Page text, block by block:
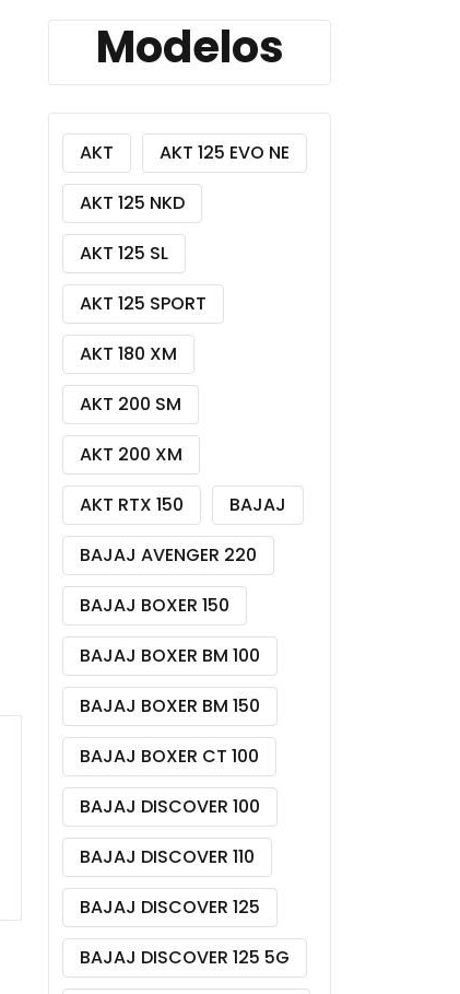
Modelos
AKT
AKT 125 EVO NE
AKT 125 NKD
AKT 125 SL
AKT 125 SPORT
AKT 180 XM
AKT 200 SM
AKT 200 XM
AKT RTX 150
BAJAJ
BAJAJ AVENGER 220
BAJAJ BOXER 150
BAJAJ BOXER BM 100
BAJAJ BOXER BM 150
BAJAJ BOXER CT 100
BAJAJ DISCOVER 100
BAJAJ DISCOVER 110
BAJAJ DISCOVER 125
BAJAJ DISCOVER 125 5G